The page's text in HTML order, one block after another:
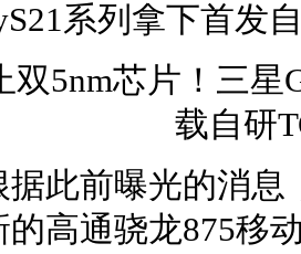
系列拿下首发
此前曝光的消息
高通骁龙875移